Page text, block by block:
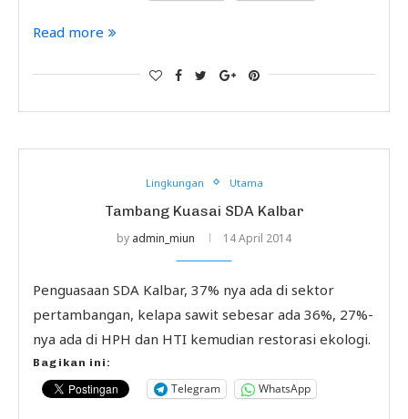
Read more
Lingkungan Utama
Tambang Kuasai SDA Kalbar
by admin_miun 14 April 2014
Penguasaan SDA Kalbar, 37% nya ada di sektor
pertambangan, kelapa sawit sebesar ada 36%, 27%-
nya ada di HPH dan HTI kemudian restorasi ekologi.
Bagikan ini:
Telegram WhatsApp